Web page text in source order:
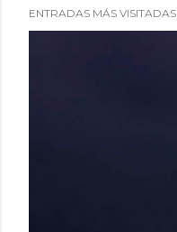
ENTRADAS MÁS VISITADAS